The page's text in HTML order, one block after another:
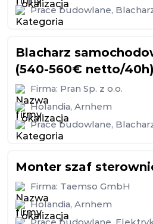
Prace budowlane,
Blacharz
(540-560€ netto/40h)
Firma: Pran Sp. z o.o.
Holandia, Arnhem
Prace budowlane,
Monter szaf
Firma: Taemso GmbH
Holandia, Arnhem